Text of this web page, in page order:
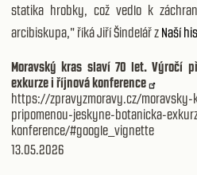
statika hrobky, což vedlo k
arcibiskupa," říká Jiří Šindelář z Naší
Moravský kras slaví 70 let. Výročí
exkurze i říjnová konference
https://zpravyzmoravy.cz/
pripomenou-jeskyne-botanicka-
konference/#google_vignette
13.05.2026